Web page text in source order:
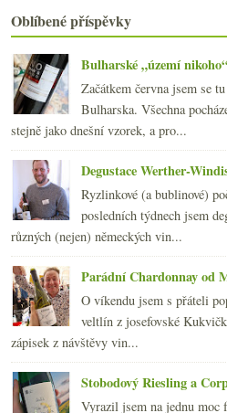
►2019 (238)
►2018(240)
►2017(240)
►2016(250)
►2015(251)
2014 (254)
2013
2012(254)
►2011(252)
►2010(249)
► 2009 (249)
2008
►2007(108)
Oblíbené příspěvky
Bulharské „území
Začátkem června jsem se
Bulharska. Všechna
stejně jako dnešní vzorek, a pro...
Degustace Werther-
Ryzlinkové (a bublinové)
posledních týdnech jsem
různých (nejen) německých vin...
Parádní Chardonnay od
O víkendu jsem s přáteli
veltlín z josefovské
zápisek z návštěvy vin...
Stobodový Riesling a
Vyrazil jsem na jednu moc